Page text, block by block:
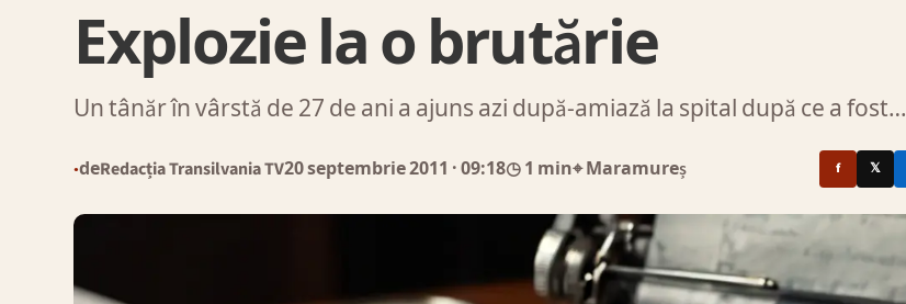
Explozie la o brutărie
Un tânăr în vârstă de 27 de ani a ajuns azi după-amiază la spital după ce a fost…
●deRedacția Transilvania TV20 septembrie 2011 · 09:18◷ 1 min⌖ Maramureș f 𝕏